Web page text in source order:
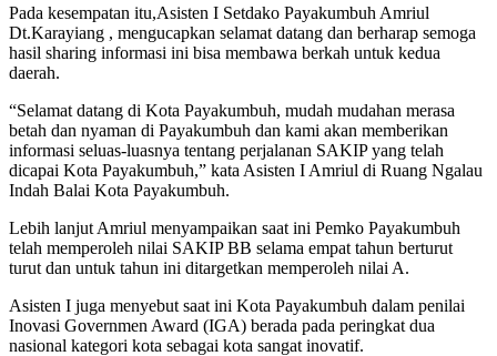
Pada kesempatan itu,Asisten I Setdako Payakumbuh Amriul
Dt.Karayiang , mengucapkan selamat datang dan berharap semoga
hasil sharing informasi ini bisa membawa berkah untuk kedua
daerah.
“Selamat datang di Kota Payakumbuh, mudah mudahan merasa
betah dan nyaman di Payakumbuh dan kami akan memberikan
informasi seluas-luasnya tentang perjalanan SAKIP yang telah
dicapai Kota Payakumbuh,” kata Asisten I Amriul di Ruang Ngalau
Indah Balai Kota Payakumbuh.
Lebih lanjut Amriul menyampaikan saat ini Pemko Payakumbuh
telah memperoleh nilai SAKIP BB selama empat tahun berturut
turut dan untuk tahun ini ditargetkan memperoleh nilai A.
Asisten I juga menyebut saat ini Kota Payakumbuh dalam penilai
Inovasi Governmen Award (IGA) berada pada peringkat dua
nasional kategori kota sebagai kota sangat inovatif.